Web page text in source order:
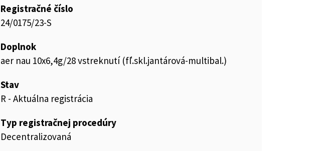
Registračné číslo
24/0175/23-S
Doplnok
aer nau 10x6,4g/28 vstreknutí (fľ.skl.jantárová-multibal.)
Stav
R - Aktuálna registrácia
Typ registračnej procedúry
Decentralizovaná